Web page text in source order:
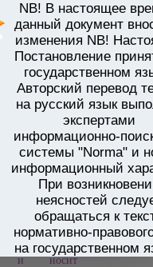
NB! В настоящее
данный документ
изменения NB!
Постановление
государственном
Авторский перевод
на русский язык
экспертами
информационно-
системы "Norma" и
информационный
При
неясностей
обращаться к
нормативно-
на государственном
/
от 23.07.2024 г. N
КАБИНЕТА
РЕСПУБЛИКИ
23.07.2024 г.
языке.
экспертами
и носит